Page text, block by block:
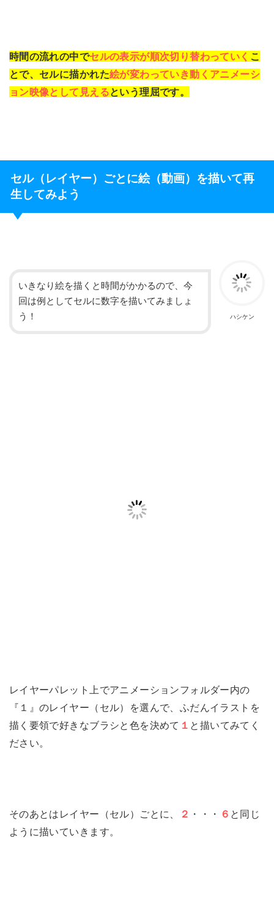
時間の流れの中でセルの表示が順次切り替わっていく こ
とで、セルに描かれた絵が変わっていき動くアニメーシ
ョン映像として見えるという理屈です。
セル（レイヤー）ごとに絵（動画）を描いて再
生してみよう
ハシケン
いきなり絵を描くと時間がかかるので、今
回は例としてセルに数字を描いてみましょ
う！
レイヤーパレット上でアニメーションフォルダー内の
『１』のレイヤー（セル）を選んで、ふだんイラストを
描く要領で好きなブラシと色を決めて １ と描いてみてく
ださい。
そのあとはレイヤー（セル）ごとに、 ２ ・・・ ６ と同じ
ように描いていきます。